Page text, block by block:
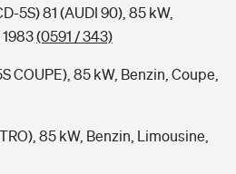
5S) 81 (AUDI 90), 85 kW,
(0591 / 343)
COUPE), 85 kW, Benzin, Coupe,
85 kW, Benzin, Limousine,